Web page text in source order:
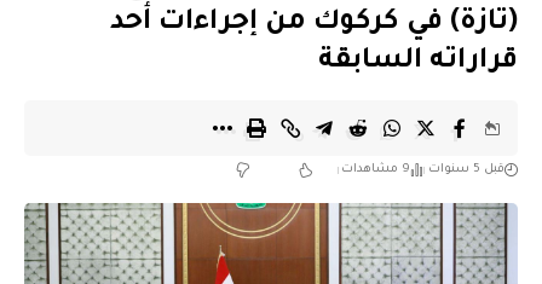
(تازة) في كركوك من إجراءات أحد
قراراته السابقة
قبل 5 سنوات 9 مشاهدات